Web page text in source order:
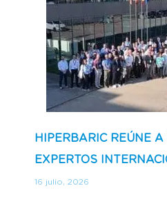
HIPERBARIC REÚNE
EXPERTOS
16 julio, 2026